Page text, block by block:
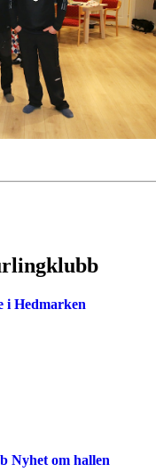
i Hedmarken
Nyhet om hallen